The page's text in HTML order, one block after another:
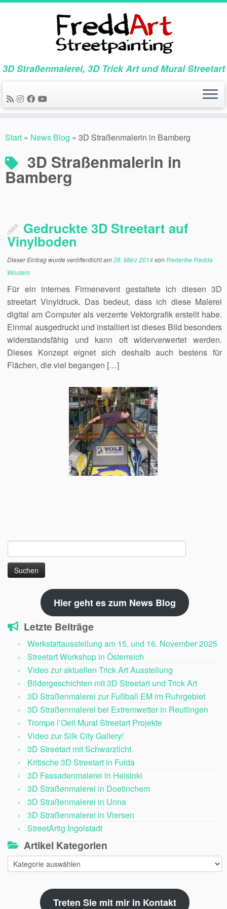
Zum
3D Straßenmalerei, 3D Trick Art und Mural Streetart
Start » News Blog » 3D Straßenmalerin in Bamberg
3D Straßenmalerin in
Bamberg
Gedruckte 3D Streetart auf
Vinylboden
Dieser Eintrag wurde veröffentlicht am28. März 2014 vonFrederike Fredda
Wouters
Für ein internes Firmenevent gestaltete ich diesen 3D
streetart Vinyldruck. Das bedeut, dass ich diese Malerei
digital am Computer als verzerrte Vektorgrafik erstellt habe.
Einmal ausgedruckt und installiert ist dieses Bild besonders
widerstandsfähig und kann oft widerverwertet werden.
Dieses Konzept eignet sich deshalb auch bestens für
Flächen, die viel begangen […]
nach:
Hier geht es zum News Blog
Letzte Beiträge
Werkstattausstellung am 15. und 16. November 2025
Streetart Workshop in Österreich
Video zur aktuellen Trick Art Ausstellung
Bildergeschichten mit 3D Streetart und Trick Art
3D Straßenmalerei zur Fußball EM im Ruhrgebiet
3D Straßenmalerei bei Extremwetter in Reutlingen
Trompe l’Oeil Mural Streetart Projekte
Video zur Silk City Gallery!
3D Streetart mit Schwarzlicht
Kritische 3D Streetart in Fulda
3D Fassadenmalerei in Helsinki
3D Straßenmalerei in Doetinchem
3D Straßenmalerei in Unna
3D Straßenmalerei in Viersen
StreetArtig Ingolstadt
Artikel Kategorien
Artikel
Kategorien
Treten Sie mit mir in Kontakt